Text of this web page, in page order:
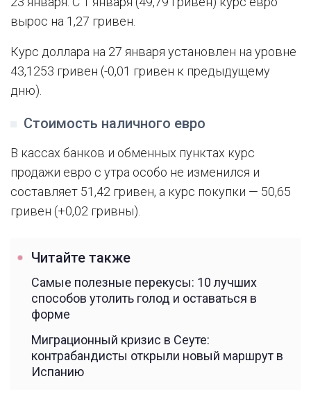
вырос на 1,27 гривен.
Курс доллара на 27 января установлен на уровне
43,1253 гривен (-0,01 гривен к предыдущему
дню).
Стоимость наличного евро
В кассах банков и обменных пунктах курс
продажи евро с утра особо не изменился и
составляет 51,42 гривен, а курс покупки — 50,65
гривен (+0,02 гривны).
Читайте также
Самые полезные перекусы: 10 лучших
способов утолить голод и оставаться в
форме
Миграционный кризис в Сеуте:
контрабандисты открыли новый маршрут в
Испанию